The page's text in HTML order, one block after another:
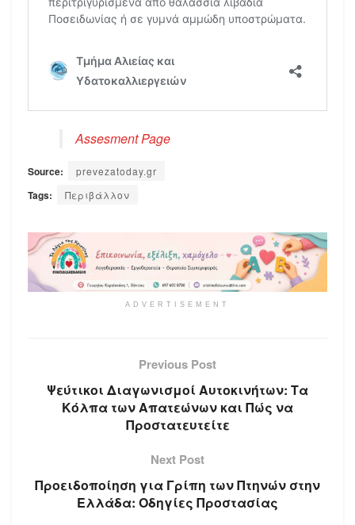
Assesment Page
Source: prevezatoday.gr
Tags: Περιβάλλον
ADVERTISEMENT
Previous Post
Ψεύτικοι Διαγωνισμοί Αυτοκινήτων: Τα
Κόλπα των Απατεώνων και Πώς να
Προστατευτείτε
Next Post
Προειδοποίηση για Γρίπη των Πτηνών στην
Ελλάδα: Οδηγίες Προστασίας